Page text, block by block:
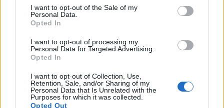
consent section.
I want to opt-out of the Sale of my
Personal Data.
Opted In
I want to opt-out of processing my
Personal Data for Targeted Advertising.
Opted In
I want to opt-out of Collection, Use,
Retention, Sale, and/or Sharing of my
Personal Data that Is Unrelated with the
Purposes for which it was collected.
Opted Out